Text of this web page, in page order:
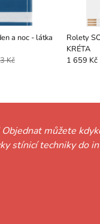
noc - látka
Kč
Rolety
KRÉTA
1 659 Kč
můžete
stínicí techniky do